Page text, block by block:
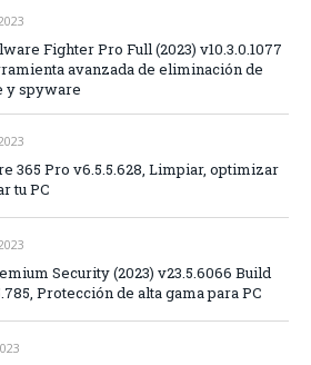
Fighter Pro Full (2023) v10.3.0.1077
avanzada de eliminación de
y spyware
365 Pro v6.5.5.628, Limpiar, optimizar
tu PC
Security (2023) v23.5.6066 Build
Protección de alta gama para PC